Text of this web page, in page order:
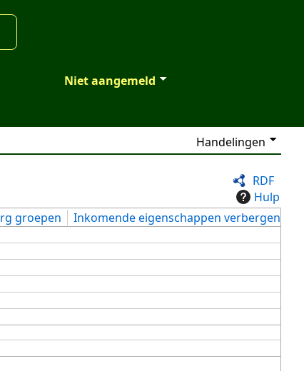
Niet aangemeld
Handelingen
RDF
Hulp
groepen
Inkomende eigenschappen verbergen